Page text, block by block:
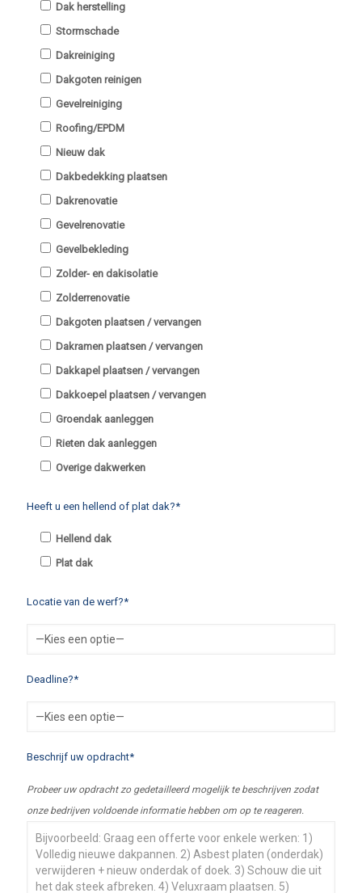
Dak herstelling
Stormschade
Dakreiniging
Dakgoten reinigen
Gevelreiniging
Roofing/EPDM
Nieuw dak
Dakbedekking plaatsen
Dakrenovatie
Gevelrenovatie
Gevelbekleding
Zolder- en dakisolatie
Zolderrenovatie
Dakgoten plaatsen / vervangen
Dakramen plaatsen / vervangen
Dakkapel plaatsen / vervangen
Dakkoepel plaatsen / vervangen
Groendak aanleggen
Rieten dak aanleggen
Overige dakwerken
Heeft u een hellend of plat dak?*
Hellend dak
Plat dak
Locatie van de werf?*
Deadline?*
Beschrijf uw opdracht*
Probeer uw opdracht zo gedetailleerd mogelijk te beschrijven zodat
onze bedrijven voldoende informatie hebben om op te reageren.